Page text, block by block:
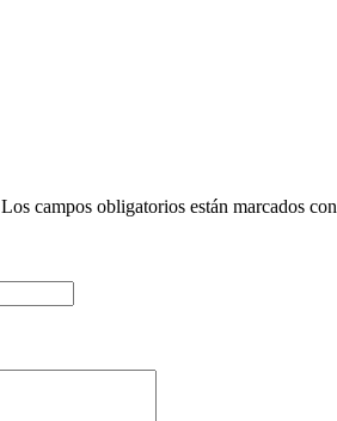
Los campos obligatorios están marcados con